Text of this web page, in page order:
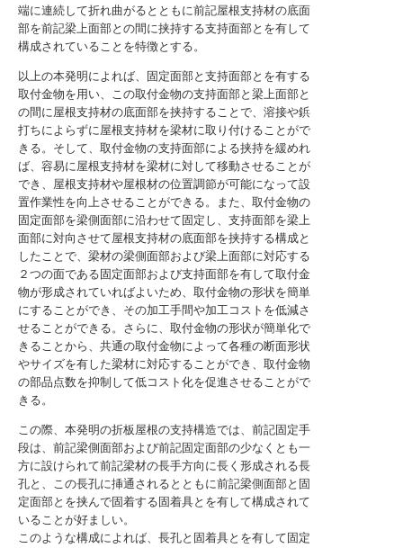
端に連続して折れ曲がるとともに前記屋根支持材の底面
部を前記梁上面部との間に挟持する支持面部とを有して
構成されていることを特徴とする。
以上の本発明によれば、固定面部と支持面部とを有する
取付金物を用い、この取付金物の支持面部と梁上面部と
の間に屋根支持材の底面部を挟持することで、溶接や鋲
打ちによらずに屋根支持材を梁材に取り付けることがで
きる。そして、取付金物の支持面部による挟持を緩めれ
ば、容易に屋根支持材を梁材に対して移動させることが
でき、屋根支持材や屋根材の位置調節が可能になって設
置作業性を向上させることができる。また、取付金物の
固定面部を梁側面部に沿わせて固定し、支持面部を梁上
面部に対向させて屋根支持材の底面部を挟持する構成と
したことで、梁材の梁側面部および梁上面部に対応する
２つの面である固定面部および支持面部を有して取付金
物が形成されていればよいため、取付金物の形状を簡単
にすることができ、その加工手間や加工コストを低減さ
せることができる。さらに、取付金物の形状が簡単化で
きることから、共通の取付金物によって各種の断面形状
やサイズを有した梁材に対応することができ、取付金物
の部品点数を抑制して低コスト化を促進させることがで
きる。
この際、本発明の折板屋根の支持構造では、前記固定手
段は、前記梁側面部および前記固定面部の少なくとも一
方に設けられて前記梁材の長手方向に長く形成される長
孔と、この長孔に挿通されるとともに前記梁側面部と固
定面部とを挟んで固着する固着具とを有して構成されて
いることが好ましい。
このような構成によれば、長孔と固着具とを有して固定